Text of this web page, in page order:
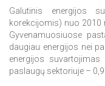
Galutinis energijos
korekcijomis) nuo 2010
Gyvenamuosiuose
daugiau energijos nei
energijos
paslaugų sektoriuje –